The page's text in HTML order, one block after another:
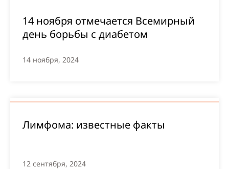
14 ноября отмечается Всемирный
день борьбы с диабетом
14 ноября, 2024
Лимфома: известные факты
12 сентября, 2024